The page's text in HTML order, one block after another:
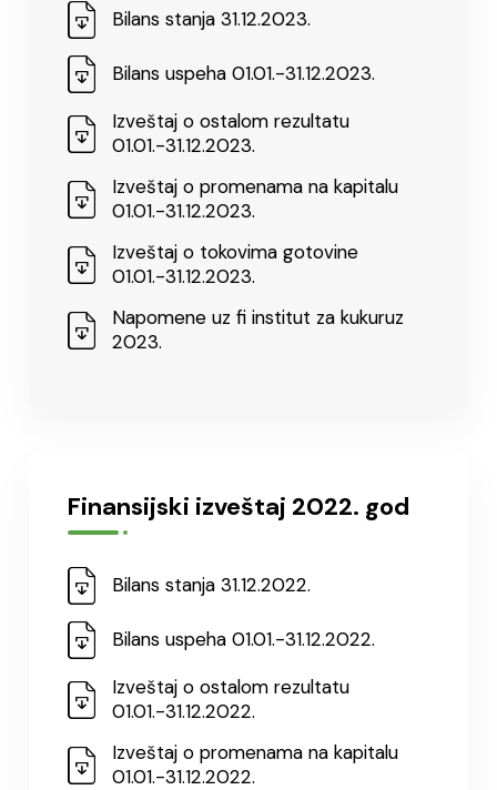
Bilans stanja 31.12.2023.
Bilans uspeha 01.01.-31.12.2023.
Izveštaj o ostalom rezultatu
01.01.-31.12.2023.
Izveštaj o promenama na kapitalu
01.01.-31.12.2023.
Izveštaj o tokovima gotovine
01.01.-31.12.2023.
Napomene uz fi institut za kukuruz
2023.
Finansijski izveštaj 2022. god
Bilans stanja 31.12.2022.
Bilans uspeha 01.01.-31.12.2022.
Izveštaj o ostalom rezultatu
01.01.-31.12.2022.
Izveštaj o promenama na kapitalu
01.01.-31.12.2022.